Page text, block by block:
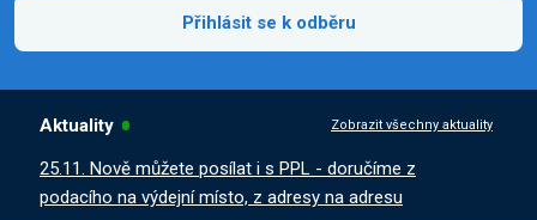
Přihlásit se k odběru
Aktuality Zobrazit všechny aktuality
25.11. Nově můžete posílat i s PPL - doručíme z
podacího na výdejní místo, z adresy na adresu